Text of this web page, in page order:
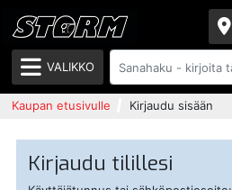
VALIKKO
Kaupan etusivulle Kirjaudu sisään
Kirjaudu tilillesi